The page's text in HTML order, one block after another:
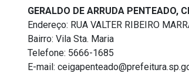
GERALDO DE ARRUDA PENTEADO,
Endereço: RUA VALTER RIBEIRO
Bairro: Vila Sta. Maria
Telefone: 5666-1685
E-mail: